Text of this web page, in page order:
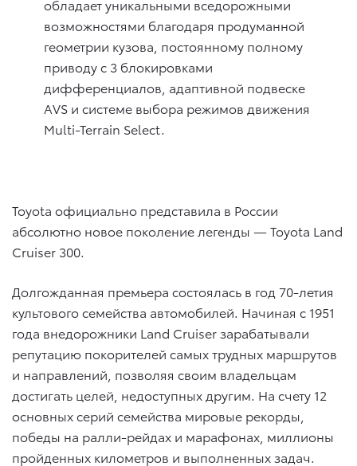
обладает уникальными вседорожными
возможностями благодаря продуманной
геометрии кузова, постоянному полному
приводу с 3 блокировками
дифференциалов, адаптивной подвеске
AVS и системе выбора режимов движения
Multi-Terrain Select.
Toyota официально представила в России
абсолютно новое поколение легенды — Toyota Land
Cruiser 300.
Долгожданная премьера состоялась в год 70-летия
культового семейства автомобилей. Начиная с 1951
года внедорожники Land Cruiser зарабатывали
репутацию покорителей самых трудных маршрутов
и направлений, позволяя своим владельцам
достигать целей, недоступных другим. На счету 12
основных серий семейства мировые рекорды,
победы на ралли-рейдах и марафонах, миллионы
пройденных километров и выполненных задач.